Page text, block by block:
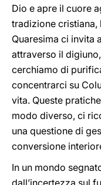
Dio e apre il cuore
tradizione cristiana,
Quaresima ci invita
attraverso il
cerchiamo di
concentrarci su
vita. Queste
modo diverso, ci
una questione di
conversione
In un mondo
dall’incertezza sul